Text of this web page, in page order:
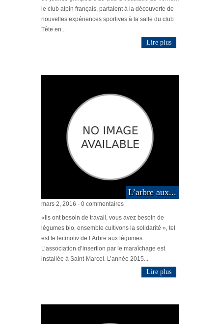
le club alpin français, partaient à la découverte de
nouvelles expériences sportives à la salle du club
Tête en...
Lire plus
L’arbre aux...
mars 2, 2016 - 0 commentaires
«Ils ont besoin de travail, vous avez besoin de
légumes bio, ensemble cultivons la solidarité », tel
est le leitmotiv de l’Arbre aux légumes.
L’association d’insertion par le maraîchage est
installée à Saint-Marcel. L’année 2015...
Lire plus